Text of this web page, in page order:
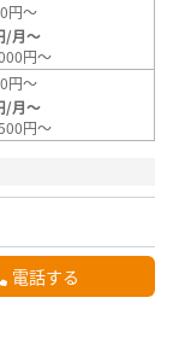
円～
/月～
円～
円～
/月～
円～
電話する